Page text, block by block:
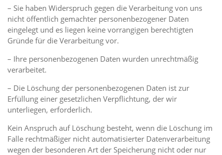
– Sie haben Widerspruch gegen die Verarbeitung von uns
nicht öffentlich gemachter personenbezogener Daten
eingelegt und es liegen keine vorrangigen berechtigten
Gründe für die Verarbeitung vor.
– Ihre personenbezogenen Daten wurden unrechtmäßig
verarbeitet.
– Die Löschung der personenbezogenen Daten ist zur
Erfüllung einer gesetzlichen Verpflichtung, der wir
unterliegen, erforderlich.
Kein Anspruch auf Löschung besteht, wenn die Löschung im
Falle rechtmäßiger nicht automatisierter Datenverarbeitung
wegen der besonderen Art der Speicherung nicht oder nur